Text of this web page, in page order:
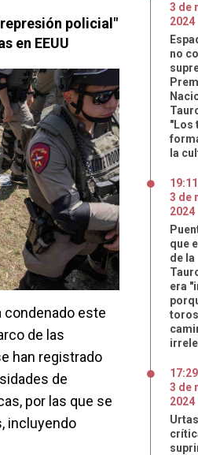
policial"
en EEUU
condenado este
de las
han registrado
de
por las que se
incluyendo
3 de
2024
no
"Los
la
3 de
2024
que
de la
era
3 de
2024